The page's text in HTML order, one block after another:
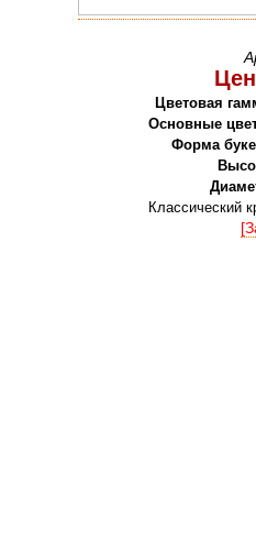
Цветовая
Основные
Форма
Классический